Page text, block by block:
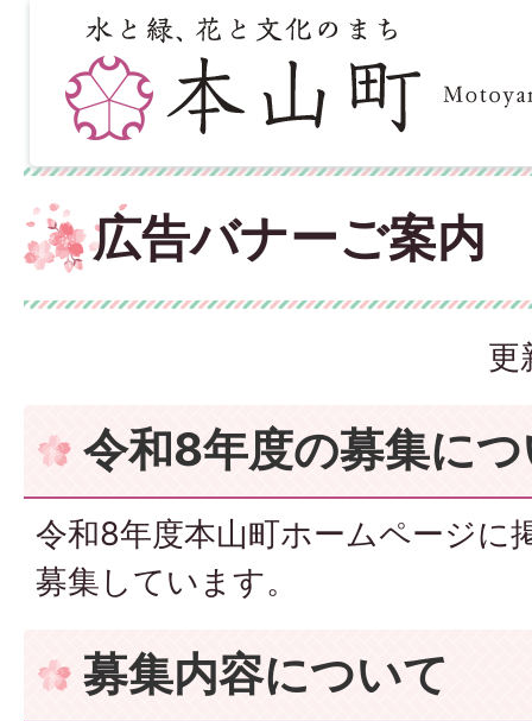
広告バナーご案内
更
令和8年度の募集に
令和8年度本山町ホームページに
募集しています。
募集内容について